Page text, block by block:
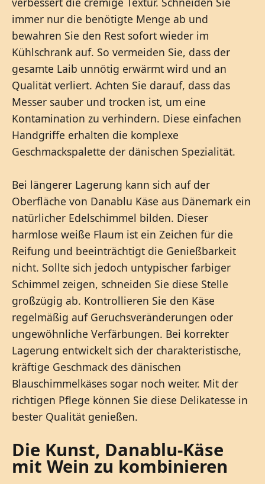
immer nur die benötigte Menge ab und
bewahren Sie den Rest sofort wieder im
Kühlschrank auf. So vermeiden Sie, dass der
gesamte Laib unnötig erwärmt wird und an
Qualität verliert. Achten Sie darauf, dass das
Messer sauber und trocken ist, um eine
Kontamination zu verhindern. Diese einfachen
Handgriffe erhalten die komplexe
Geschmackspalette der dänischen Spezialität.
Bei längerer Lagerung kann sich auf der
Oberfläche von Danablu Käse aus Dänemark ein
natürlicher Edelschimmel bilden. Dieser
harmlose weiße Flaum ist ein Zeichen für die
Reifung und beeinträchtigt die Genießbarkeit
nicht. Sollte sich jedoch untypischer farbiger
Schimmel zeigen, schneiden Sie diese Stelle
großzügig ab. Kontrollieren Sie den Käse
regelmäßig auf Geruchsveränderungen oder
ungewöhnliche Verfärbungen. Bei korrekter
Lagerung entwickelt sich der charakteristische,
kräftige Geschmack des dänischen
Blauschimmelkäses sogar noch weiter. Mit der
richtigen Pflege können Sie diese Delikatesse in
bester Qualität genießen.
Die Kunst, Danablu-Käse
mit Wein zu kombinieren